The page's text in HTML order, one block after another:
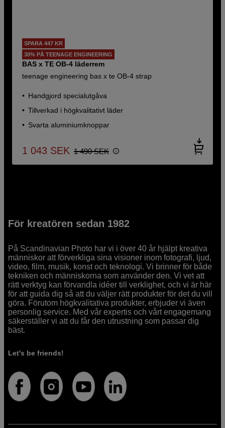
SPARA 447 KR
30% PÅ TEENAGE ENGINEERING
BAS x TE OB-4 läderrem
teenage engineering bas x te OB-4 strap
Handgjord specialutgåva
Tillverkad i högkvalitativt läder
Svarta aluminiumknoppar
1 043 SEK 1 490 SEK
För kreatören sedan 1982
På Scandinavian Photo har vi i över 40 år hjälpt kreativa
människor att förverkliga sina visioner inom fotografi, ljud,
video, film, musik, konst och teknologi. Vi brinner för både
tekniken och människorna som använder den. Vi vet att
rätt verktyg kan förvandla idéer till verklighet, och vi är här
för att guida dig så att du väljer rätt produkter för det du vill
göra. Förutom högkvalitativa produkter, erbjuder vi även
personlig service. Med vår expertis och vårt engagemang
säkerställer vi att du får den utrustning som passar dig
bäst.
Let's be friends!